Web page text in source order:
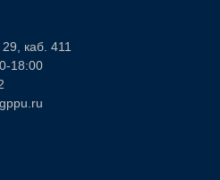
каб. 411
18:00